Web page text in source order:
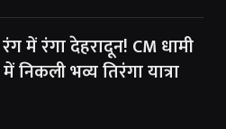
में रंगा देहरादून! CM धामी
निकली भव्य तिरंगा यात्रा